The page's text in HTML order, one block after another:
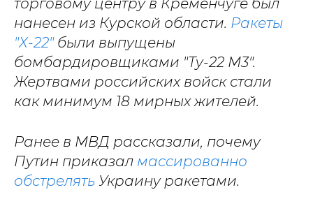
торговому центру в Кременчуге был
нанесен из Курской области. Ракеты
"Х-22" были выпущены
бомбардировщиками "Ту-22 М3".
Жертвами российских войск стали
как минимум 18 мирных жителей.
Ранее в МВД рассказали, почему
Путин приказал массированно
обстрелять Украину ракетами.